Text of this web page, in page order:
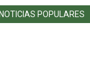
NOTICIAS POPULARES